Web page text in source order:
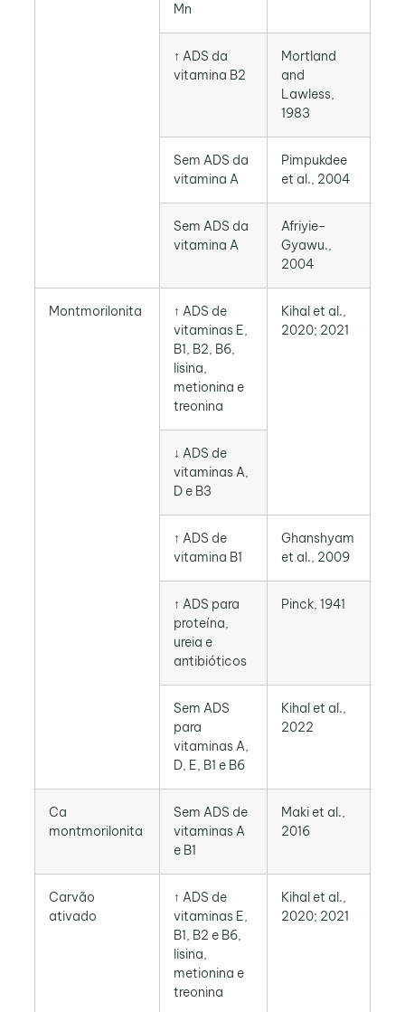
Mn
↑ ADS da
vitamina B2
Mortland
and
Lawless,
1983
Sem ADS da
vitamina A
Pimpukdee
et al., 2004
Sem ADS da
vitamina A
Afriyie-
Gyawu.,
2004
Montmorilonita
↑ ADS de
vitaminas E,
B1, B2, B6,
lisina,
metionina e
treonina
Kihal et al.,
2020; 2021
↓ ADS de
vitaminas A,
D e B3
↑ ADS de
vitamina B1
Ghanshyam
et al., 2009
↑ ADS para
proteína,
ureia e
antibióticos
Pinck, 1941
Sem ADS
para
vitaminas A,
D, E, B1 e B6
Kihal et al.,
2022
Ca
montmorilonita
Sem ADS de
vitaminas A
e B1
Maki et al.,
2016
Carvão
ativado
↑ ADS de
vitaminas E,
B1, B2 e B6,
lisina,
metionina e
treonina
Kihal et al.,
2020; 2021